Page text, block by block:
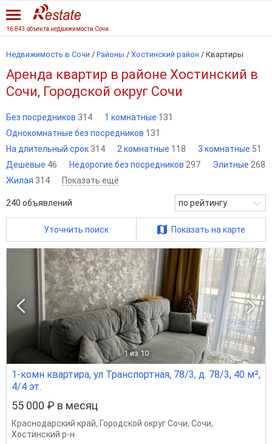
16 843 объекта недвижимости Сочи
Недвижимость в Сочи / Районы / Хостинский район / Квартиры
Аренда квартир в районе Хостинский в
Сочи, Городской округ Сочи
Без посредников 314 1 комнатные 131
Однокомнатные без посредников 131
На длительный срок 314 2 комнатные 118 3 комнатные 51
Дешевые 46 Недорогие без посредников 297 Элитные 268
Жилая 314 Показать ещё
240 объявлений по рейтингу
Уточнить поиск Показать на карте
1 из 10
1-комн квартира, ул Транспортная, 78/3, д. 78/3, 40 м²,
4/4 эт.
55 000 ₽ в месяц
Краснодарский край, Городской округ Сочи, Сочи,
Хостинский р-н